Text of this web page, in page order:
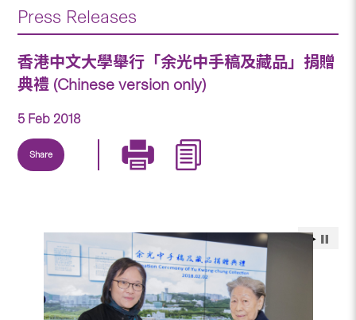
Press Releases
香港中文大學舉行「余光中手稿及藏品」捐贈
典禮 (Chinese version only)
5 Feb 2018
Share